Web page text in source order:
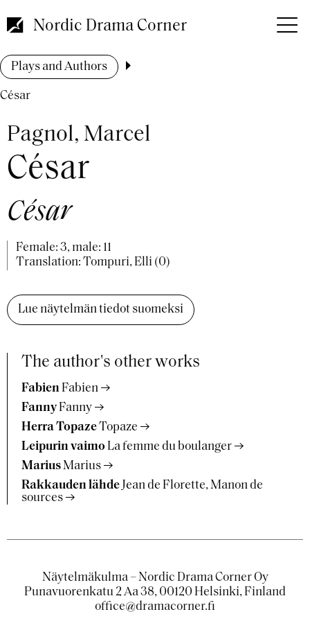
to
main
Nordic Drama Corner
Breadcrumb
Plays and Authors
César
Pagnol, Marcel
César
César
Female: 3, male: 11
Translation: Tompuri, Elli (0)
Lue näytelmän tiedot suomeksi
The author's other works
Fabien Fabien
Fanny Fanny
Herra TopazeTopaze
Leipurin vaimo La femme du boulanger
MariusMarius
Rakkauden lähdeJean de Florette, Manon de
sources
Näytelmäkulma – Nordic Drama Corner Oy
Punavuorenkatu 2 Aa 38, 00120 Helsinki, Finland
office@dramacorner.fi